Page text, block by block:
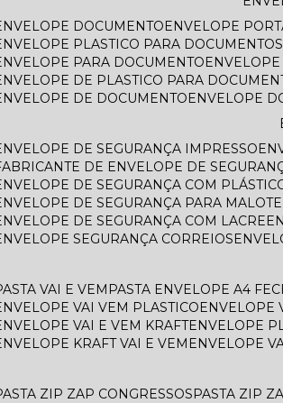
ENVELOPE DOCUMENTO
ENVELOPE
ENVELOPE PLASTICO PARA DOCUMENTOS
ENVELOPE PARA DOCUMENTO
ENVELOPE DE PLASTICO PARA
ENVELOPE DE DOCUMENTO
ENVELOPE
ENVELOPE DE SEGURANÇA IMPRESSO
FABRICANTE DE ENVELOPE DE
ENVELOPE DE SEGURANÇA COM
ENVELOPE DE SEGURANÇA PARA MALOTE
ENVELOPE DE SEGURANÇA COM LACRE
ENVELOPE SEGURANÇA CORREIOS
PASTA VAI E VEM
PASTA ENVELOPE A4
ENVELOPE VAI VEM PLASTICO
ENVELOPE
ENVELOPE VAI E VEM KRAFT
ENVELOPE
ENVELOPE KRAFT VAI E VEM
ENVELOPE
PASTA ZIP ZAP CONGRESSOS PASTA ZIP